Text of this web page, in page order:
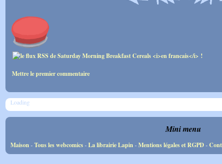
Mettre le premier commentaire
Loading
Mini menu
Maison-Tous les webcomics-La librairie Lapin-Mentions légales et RGPD-